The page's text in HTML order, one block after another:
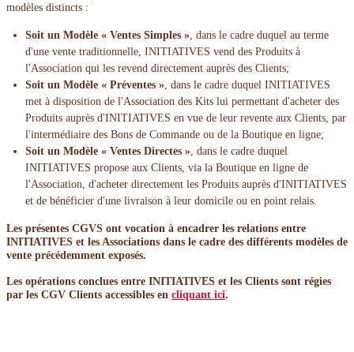
modèles distincts :
Soit un Modèle « Ventes Simples » , dans le cadre duquel au terme
d'une vente traditionnelle, INITIATIVES vend des Produits à
l'Association qui les revend directement auprès des Clients;
Soit un Modèle « Préventes » , dans le cadre duquel INITIATIVES
met à disposition de l'Association des Kits lui permettant d'acheter des
Produits auprès d'INITIATIVES en vue de leur revente aux Clients, par
l'intermédiaire des Bons de Commande ou de la Boutique en ligne;
Soit un Modèle « Ventes Directes » , dans le cadre duquel
INITIATIVES propose aux Clients, via la Boutique en ligne de
l'Association, d'acheter directement les Produits auprès d'INITIATIVES
et de bénéficier d'une livraison à leur domicile ou en point relais.
Les présentes CGVS ont vocation à encadrer les relations entre
INITIATIVES et les Associations dans le cadre des différents modèles de
vente précédemment exposés.
Les opérations conclues entre INITIATIVES et les Clients sont régies
par les CGV Clients accessibles en cliquant ici.